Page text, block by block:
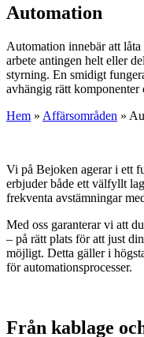
Automation
Automation innebär att
arbete antingen helt eller
styrning. En smidigt
avhängig rätt komponenter
Hem » Affärsområden »
Vi på Bejoken agerar i ett
erbjuder både ett välfyllt
frekventa avstämningar
Med oss garanterar vi att
– på rätt plats för att just
möjligt. Detta gäller i
för automationsprocesser.
Från kablage